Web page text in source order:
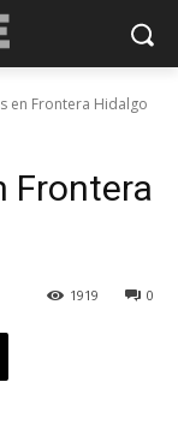
en Frontera Hidalgo
Frontera
0
1919